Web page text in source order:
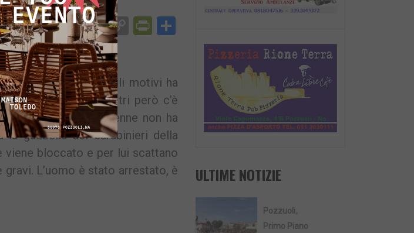
Messenger
WhatsApp
Telegram
X EmailCopyPrintFriendly
discussione per futili motivi ha
A pochi metri però c’è
gli animi ma il 47enne non ha
la gazzella dei carabinieri della
viene bloccato e per lui scattano
L’uomo è stato arrestato, è
ULTIME NOTIZIE
Pozzuoli
Primo Piano